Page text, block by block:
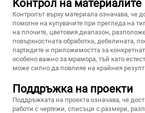
Контрол на материалите
Контролът върху материала означава, че
помогне на купувачите при прегледа на
на плочите, цветовия диапазон,
повърхностната обработка, дебелината,
партидите и приложимостта за
особено важно за мрамора, тъй като
може силно да повлияе на крайния
Поддръжка на проекти
Поддръжката на проекта означава, че
работи с чертежи, списъци с размери,